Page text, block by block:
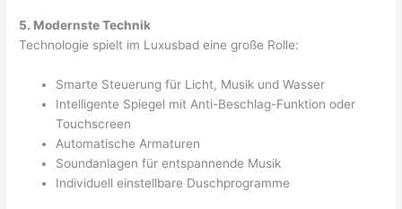
5. Modernste Technik
Technologie spielt im Luxusbad eine große Rolle:
Smarte Steuerung für Licht, Musik und Wasser
Intelligente Spiegel mit Anti-Beschlag-Funktion oder
Touchscreen
Automatische Armaturen
Soundanlagen für entspannende Musik
Individuell einstellbare Duschprogramme